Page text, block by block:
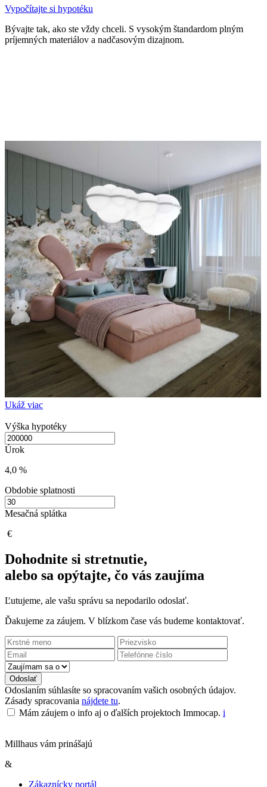
Vypočítajte si hypotéku
Bývajte tak, ako ste vždy chceli. S vysokým štandardom plným
príjemných materiálov a nadčasovým dizajnom.
Ukáž viac
Výška hypotéky
Úrok
4,0 %
Obdobie splatnosti
Mesačná splátka
€
Dohodnite si stretnutie,
alebo sa opýtajte, čo vás zaujíma
Ľutujeme, ale vašu správu sa nepodarilo odoslať.
Ďakujeme za záujem. V blízkom čase vás budeme kontaktovať.
Odoslať
Odoslaním súhlasíte so spracovaním vašich osobných údajov.
Zásady spracovania nájdete tu.
Mám záujem o info aj o ďalších projektoch Immocap. i
Millhaus vám prinášajú
&
Zákaznícky portál